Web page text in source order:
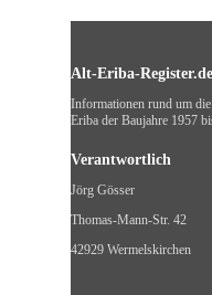
Alt-Eriba-Register.de
Informationen rund um die
Eriba der Baujahre 1957
Verantwortlich
Jörg Gösser
Thomas-Mann-Str. 42
42929 Wermelskirchen